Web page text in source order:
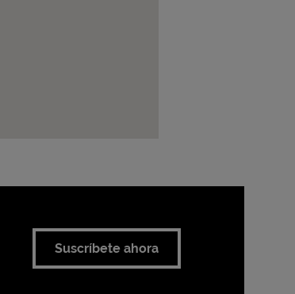
Suscríbete ahora